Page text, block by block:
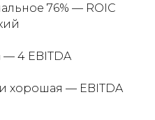
76% — ROIC
— 4 EBITDA
хорошая — EBITDA